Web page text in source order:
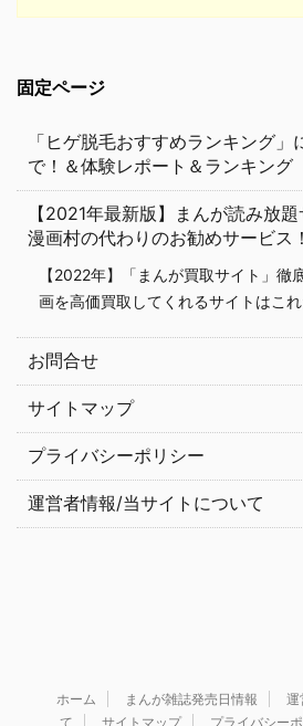
固定ページ
「ヒゲ脱毛おすすめランキング
で！＆体験レポート＆ランキング
【2021年最新版】まんが読み放
漫画村の代わりのお勧めサービス！
【2022年】「まんが買取サイト」
画を高価買取してくれるサイトはこれ
お問合せ
サイトマップ
プライバシーポリシー
運営者情報/当サイトについて
ホーム まんが雑誌発売日情報
運
て
サイトマップ プライバシー